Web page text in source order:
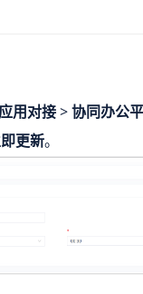
用对接>协同办公
更新。